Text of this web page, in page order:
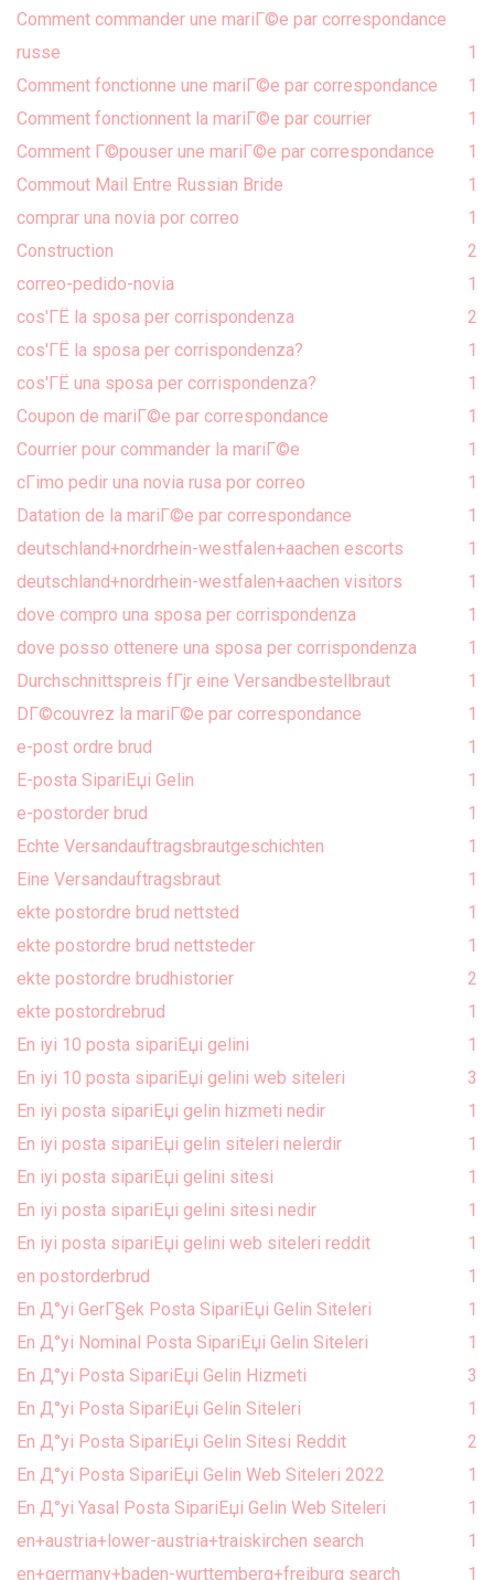
Comment commander une mariГ©e par correspondance
russe
1
Comment fonctionne une mariГ©e par correspondance
1
Comment fonctionnent la mariГ©e par courrier
1
Comment Г©pouser une mariГ©e par correspondance
1
Commout Mail Entre Russian Bride
1
comprar una novia por correo
1
Construction
2
correo-pedido-novia
1
cos'ГЁ la sposa per corrispondenza
2
cos'ГЁ la sposa per corrispondenza?
1
cos'ГЁ una sposa per corrispondenza?
1
Coupon de mariГ©e par correspondance
1
Courrier pour commander la mariГ©e
1
cГіmo pedir una novia rusa por correo
1
Datation de la mariГ©e par correspondance
1
deutschland+nordrhein-westfalen+aachen escorts
1
deutschland+nordrhein-westfalen+aachen visitors
1
dove compro una sposa per corrispondenza
1
dove posso ottenere una sposa per corrispondenza
1
Durchschnittspreis fГјr eine Versandbestellbraut
1
DГ©couvrez la mariГ©e par correspondance
1
e-post ordre brud
1
E-posta SipariЕџi Gelin
1
e-postorder brud
1
Echte Versandauftragsbrautgeschichten
1
Eine Versandauftragsbraut
1
ekte postordre brud nettsted
1
ekte postordre brud nettsteder
1
ekte postordre brudhistorier
2
ekte postordrebrud
1
En iyi 10 posta sipariЕџi gelini
1
En iyi 10 posta sipariЕџi gelini web siteleri
3
En iyi posta sipariЕџi gelin hizmeti nedir
1
En iyi posta sipariЕџi gelin siteleri nelerdir
1
En iyi posta sipariЕџi gelini sitesi
1
En iyi posta sipariЕџi gelini sitesi nedir
1
En iyi posta sipariЕџi gelini web siteleri reddit
1
en postorderbrud
1
En Д°yi GerГ§ek Posta SipariЕџi Gelin Siteleri
1
En Д°yi Nominal Posta SipariЕџi Gelin Siteleri
1
En Д°yi Posta SipariЕџi Gelin Hizmeti
3
En Д°yi Posta SipariЕџi Gelin Siteleri
1
En Д°yi Posta SipariЕџi Gelin Sitesi Reddit
2
En Д°yi Posta SipariЕџi Gelin Web Siteleri 2022
1
En Д°yi Yasal Posta SipariЕџi Gelin Web Siteleri
1
en+austria+lower-austria+traiskirchen search
1
en+germany+baden-wurttemberg+freiburg search
1